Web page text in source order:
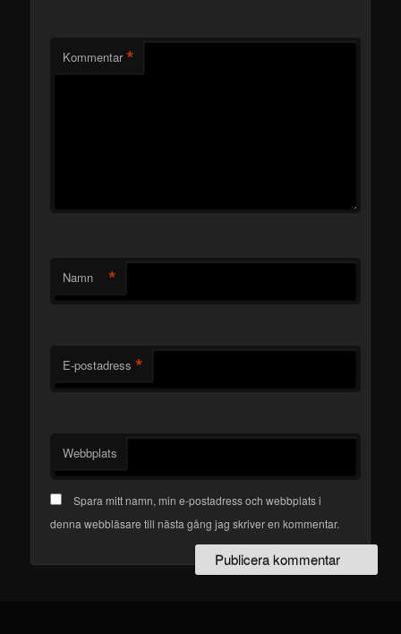
Kommentar *
Namn *
E-postadress *
Webbplats
Spara mitt namn, min e-postadress och webbplats i
denna webbläsare till nästa gång jag skriver en kommentar.